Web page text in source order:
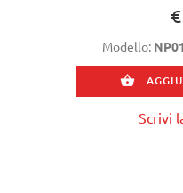
Modello:
Scrivi